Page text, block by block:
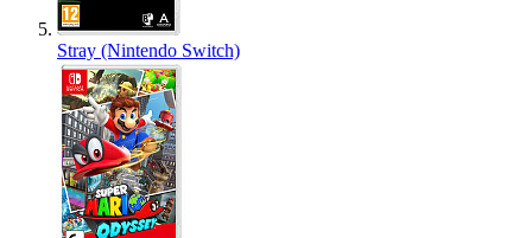
Stray (Nintendo Switch)